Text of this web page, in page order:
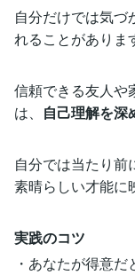
自分だけでは気づ
れることがありま
信頼できる友人や
は、 自己理解を深
自分では当たり前
素晴らしい才能に
実践のコツ
・あなたが得意